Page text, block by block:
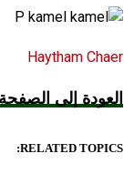
Haytham Chaer
العودة إلى
RELATED TOPICS: